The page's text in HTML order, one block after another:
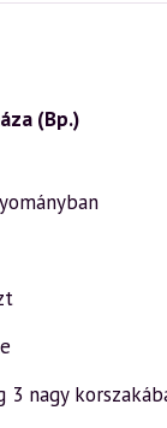
(Bp.)
3 nagy